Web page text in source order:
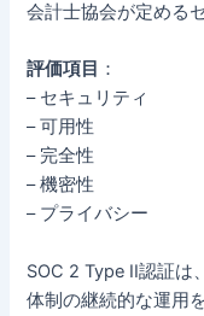
会計士協会が定める
評価項目 ：
– セキュリティ
– 可用性
– 完全性
– 機密性
– プライバシー
SOC 2 Type II認証は
体制の継続的な運用